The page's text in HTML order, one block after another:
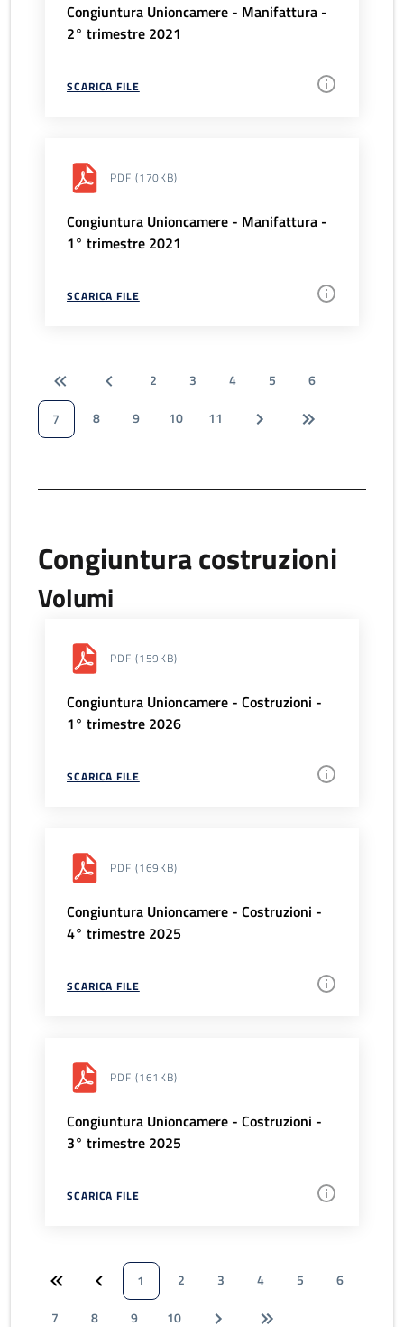
Congiuntura Unioncamere - Manifattura -
2° trimestre 2021
SCARICA FILE
PDF (170KB)
Congiuntura Unioncamere - Manifattura -
1° trimestre 2021
SCARICA FILE
2 3 4 5
6
7
8 9 10 11
Congiuntura costruzioni
Volumi
PDF (159KB)
Congiuntura Unioncamere - Costruzioni -
1° trimestre 2026
SCARICA FILE
PDF (169KB)
Congiuntura Unioncamere - Costruzioni -
4° trimestre 2025
SCARICA FILE
PDF (161KB)
Congiuntura Unioncamere - Costruzioni -
3° trimestre 2025
SCARICA FILE
1 2 3 4 5
6
7
8 9 10